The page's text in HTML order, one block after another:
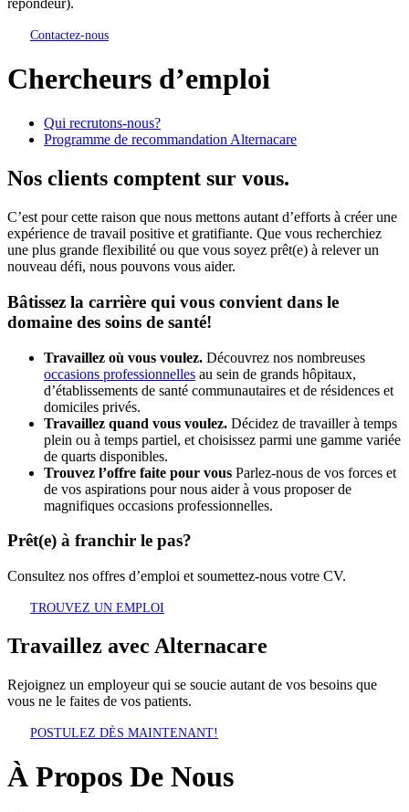
Contactez-nous
Chercheurs d’emploi
Qui recrutons-nous?
Programme de recommandation Alternacare
Nos clients comptent sur vous.
C’est pour cette raison que nous mettons autant d’efforts à créer une
expérience de travail positive et gratifiante. Que vous recherchiez
une plus grande flexibilité ou que vous soyez prêt(e) à relever un
nouveau défi, nous pouvons vous aider.
Bâtissez la carrière qui vous convient dans le
domaine des soins de santé!
Travaillez où vous voulez. Découvrez nos nombreuses
occasions professionnelles au sein de grands hôpitaux,
d’établissements de santé communautaires et de résidences et
domiciles privés.
Travaillez quand vous voulez. Décidez de travailler à temps
plein ou à temps partiel, et choisissez parmi une gamme variée
de quarts disponibles.
Trouvez l’offre faite pour vous Parlez-nous de vos forces et
de vos aspirations pour nous aider à vous proposer de
magnifiques occasions professionnelles.
Prêt(e) à franchir le pas?
Consultez nos offres d’emploi et soumettez-nous votre CV.
TROUVEZ UN EMPLOI
Travaillez avec Alternacare
Rejoignez un employeur qui se soucie autant de vos besoins que
vous ne le faites de vos patients.
POSTULEZ DÈS MAINTENANT!
À Propos De Nous